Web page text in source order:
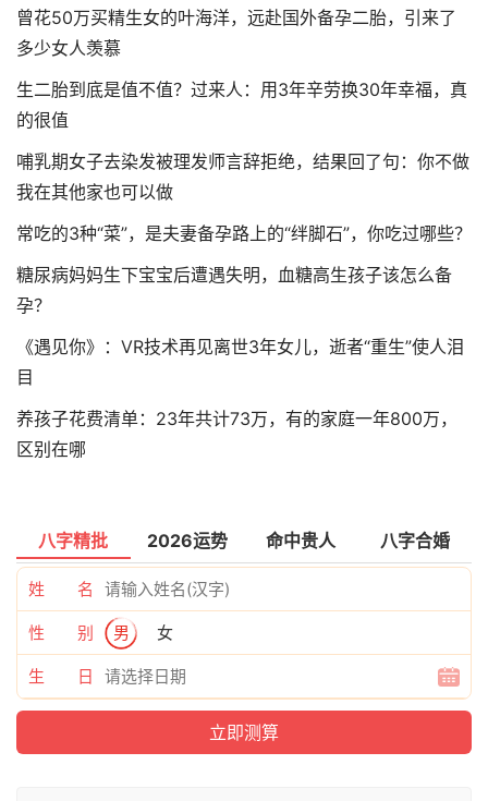
曾花50万买精生女的叶海洋，远赴国外备孕二胎，引来了
多少女人羡慕
生二胎到底是值不值？过来人：用3年辛劳换30年幸福，真
的很值
哺乳期女子去染发被理发师言辞拒绝，结果回了句：你不做
我在其他家也可以做
常吃的3种“菜”，是夫妻备孕路上的“绊脚石”，你吃过哪些？
糖尿病妈妈生下宝宝后遭遇失明，血糖高生孩子该怎么备
孕？
《遇见你》：VR技术再见离世3年女儿，逝者“重生”使人泪
目
养孩子花费清单：23年共计73万，有的家庭一年800万，
区别在哪
八字精批 2026运势 命中贵人 八字合婚
姓 名
性 别 男 女
生 日